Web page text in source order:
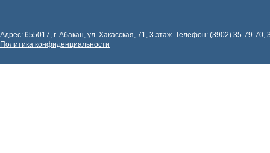
Адрес: 655017, г. Абакан, ул. Хакасская, 71, 3 этаж. Телефон: (3902) 35-79-
Политика конфиденциальности